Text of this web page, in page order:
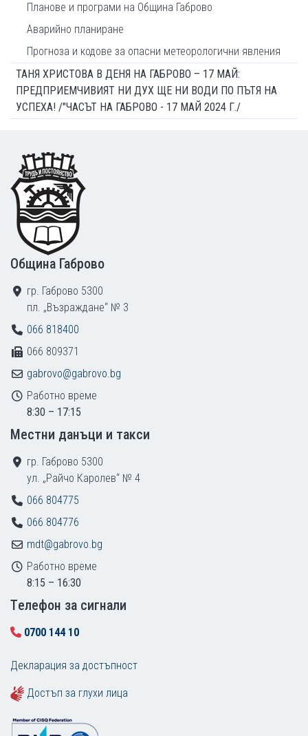
Планове и програми на Община Габрово
Аварийно планиране
Прогноза и кодове за опасни метеорологични явления
ТАНЯ ХРИСТОВА В ДЕНЯ НА ГАБРОВО – 17 МАЙ:
ПРЕДПРИЕМЧИВИЯТ НИ ДУХ ЩЕ НИ ВОДИ ПО ПЪТЯ НА
УСПЕХА! /"ЧАСЪТ НА ГАБРОВО - 17 МАЙ 2024 Г./
Footer
Община Габрово
гр. Габрово 5300
пл. „Възраждане“ № 3
066 818400
066 809371
gabrovo@gabrovo.bg
Работно време
8:30 – 17:15
Местни данъци и такси
гр. Габрово 5300
ул. „Райчо Каролев“ № 4
066 804775
066 804776
mdt@gabrovo.bg
Работно време
8:15 – 16:30
Tелефон за сигнали
0700 144 10
Декларация за достъпност
Достъп за глухи лица